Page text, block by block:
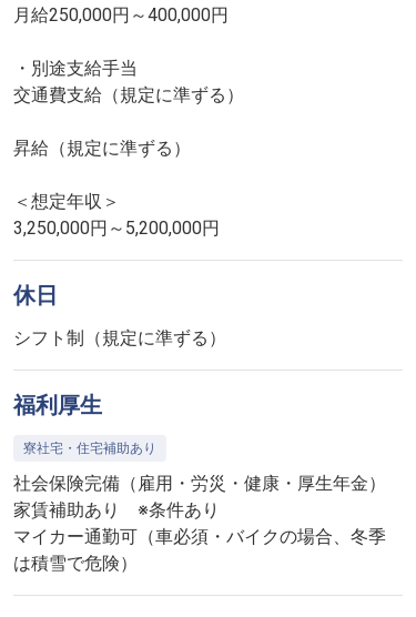
月給250,000円～400,000円
・別途支給手当
交通費支給（規定に準ずる）
昇給（規定に準ずる）
＜想定年収＞
3,250,000円～5,200,000円
休日
シフト制（規定に準ずる）
福利厚生
寮社宅・住宅補助あり
社会保険完備（雇用・労災・健康・厚生年金）
家賃補助あり ※条件あり
マイカー通勤可（車必須・バイクの場合、冬季
は積雪で危険）